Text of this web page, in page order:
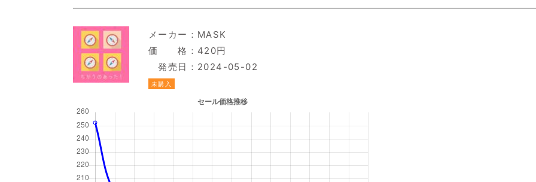
メーカー： MASK
価 格：420円
発売日：2024-05-02
未購入